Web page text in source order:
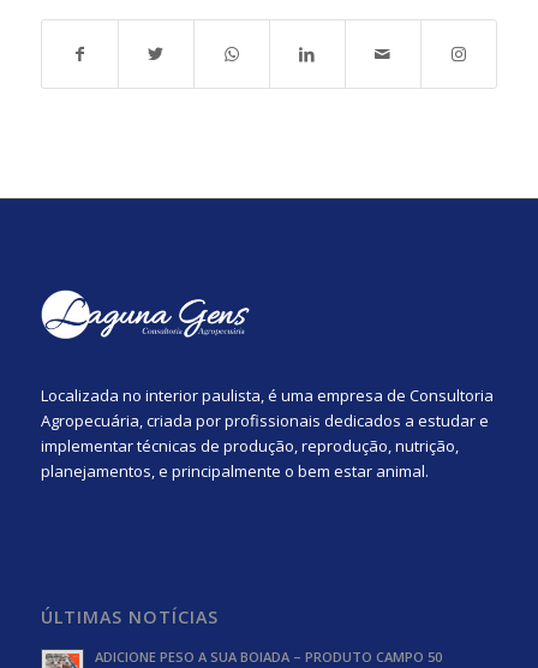
Localizada no interior paulista, é uma empresa de Consultoria
Agropecuária, criada por profissionais dedicados a estudar e
implementar técnicas de produção, reprodução, nutrição,
planejamentos, e principalmente o bem estar animal.
ÚLTIMAS NOTÍCIAS
ADICIONE PESO A SUA BOIADA – PRODUTO CAMPO 50